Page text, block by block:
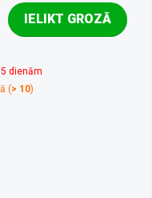
IELIKT GROZĀ
dienām
(> 10)